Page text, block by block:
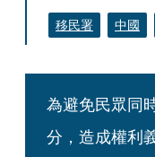
移民署 中國
為避免民眾同
分，造成權利